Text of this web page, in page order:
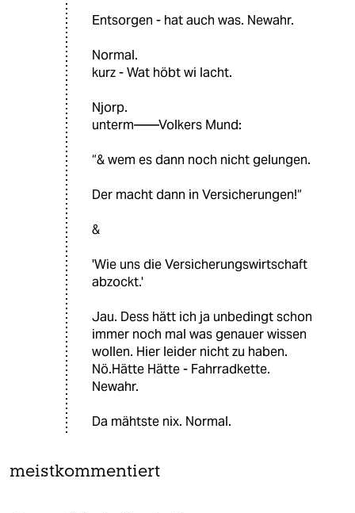
Entsorgen - hat auch was. Newahr.
Normal.
kurz - Wat höbt wi lacht.
Njorp.
unterm——Volkers Mund:
“& wem es dann noch nicht gelungen.
Der macht dann in Versicherungen!“
&
'Wie uns die Versicherungswirtschaft
abzockt.'
Jau. Dess hätt ich ja unbedingt schon
immer noch mal was genauer wissen
wollen. Hier leider nicht zu haben.
Nö.Hätte Hätte - Fahrradkette.
Newahr.
Da mähtste nix. Normal.
meistkommentiert